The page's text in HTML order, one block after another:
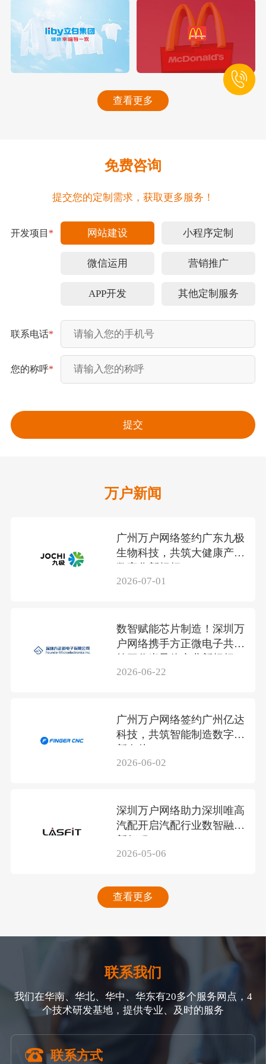
查看更多
免费咨询
提交您的定制需求，获取更多服务！
开发项目 * 网站建设 小程序定制
微信运用 营销推广
APP开发 其他定制服务
联系电话*
您的称呼*
万户新闻
广州万户网络签约广东九极
生物科技，共筑大健康产业
2026-07-01
数智赋能芯片制造！深圳万
户网络携手方正微电子共筑
2026-06-22
广州万户网络签约广州亿达
科技，共筑智能制造数字化
新名片
2026-06-02
深圳万户网络助力深圳唯高
汽配开启汽配行业数智融合
新征程
2026-05-06
查看更多
联系我们
我们在华南、华北、华中、华东有20多个服务网点，4
个技术研发基地，提供专业、及时的服务
联系方式